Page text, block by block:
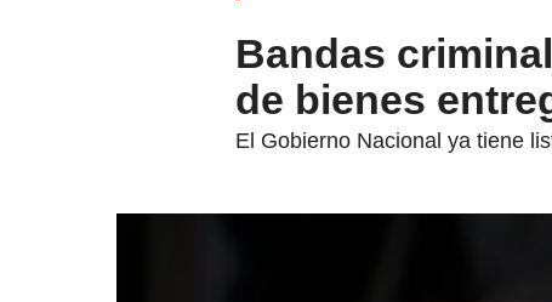
Bandas
de bienes
El Gobierno Nacional ya tiene